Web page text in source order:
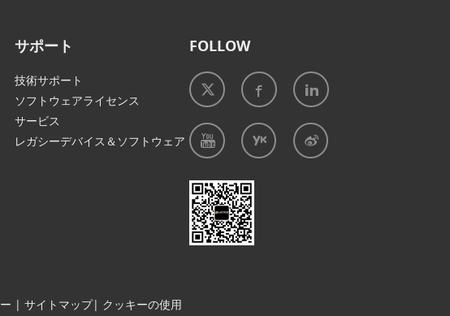
サポート
技術サポート
ソフトウェアライセンス
サービス
レガシーデバイス＆ソフトウェア
FOLLOW
| サイトマップ| クッキーの使用